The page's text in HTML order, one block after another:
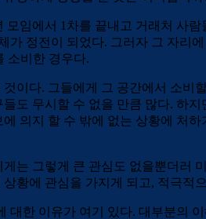
임에서 1차를 끝내고 거래처 사
정전이 되었다. 그러자 그 자리
소비한 경우다.
이다. 그들에게 그 공간에서 소
도 무시할 수 없을 만큼 많다. 하
의지 할 수 밖에 없는 상황에 처
는 그렇게 큰 관심도 없을뿐더러
황에 관심을 가지게 되고, 적극
한 이유가 여기 있다. 대부분의